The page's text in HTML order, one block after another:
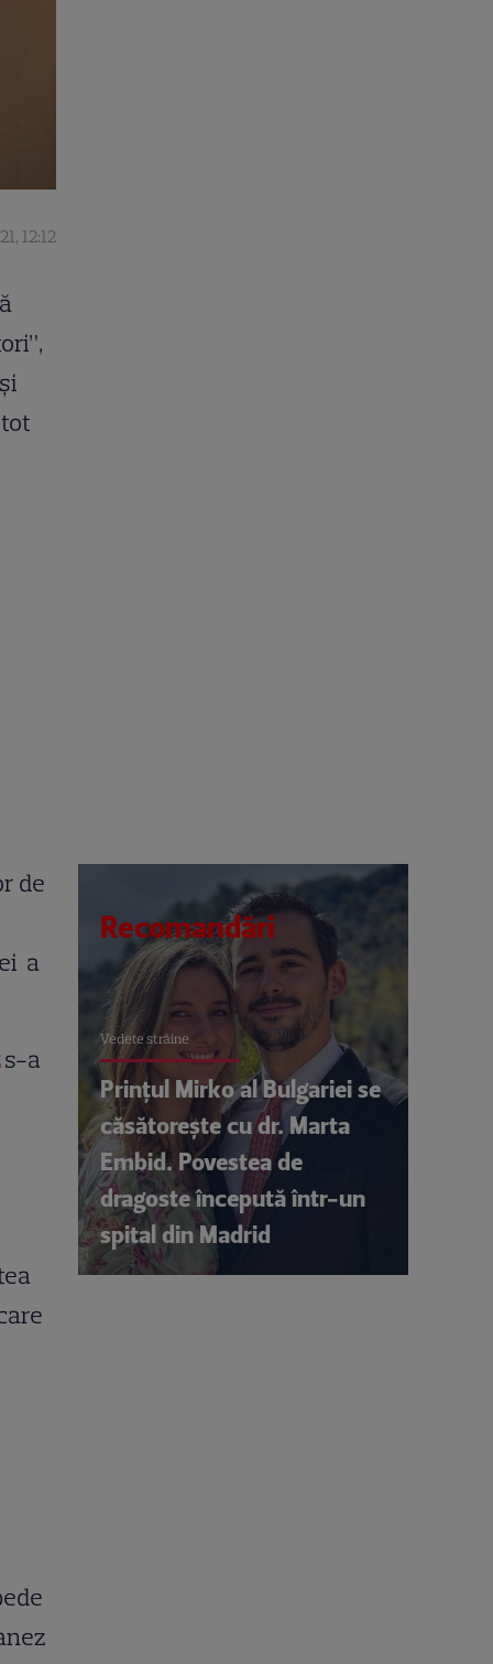
12:12
de
a
s-a
Recomandări
Vedete străine
Prințul Mirko al Bulgariei se
căsătorește cu dr. Marta
Embid. Povestea de
dragoste începută într-un
spital din Madrid